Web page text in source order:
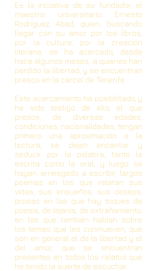
Es la iniciativa de su fundador, el
maestro universitario Ernesto
Rodríguez Abad, quien, buscando
llegar con su amor por los libros,
por la cultura, por la creación
literaria, se ha acercado, desde
hace algunos meses, a quienes han
perdido la libertad, y se encuentran
presos en la cárcel de Tenerife.
Este acercamiento ha posibilitado, y
he sido testigo de ello, el que
presos, de diversas edades,
condiciones, nacionalidades, tengan
primero una aproximación a la
lectura, se dejen encantar y
seducir por la palabra, tanto la
escrita como la oral, y luego se
hayan arriesgado a escribir, largos
poemas en los que relatan sus
vidas, sus ensueños, sus deseos,
prosas en las que hay toques de
poesía, de lejanía, de extrañamiento,
en las que también hablan sobre
los temas que les conmueven, que
son en general el de la libertad y el
del amor, que se encuentran
presentes en todos los relatos que
he tenido la suerte de escuchar.